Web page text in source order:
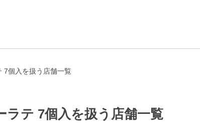
7個入を扱う店舗一覧
テ 7個入を扱う店舗一覧